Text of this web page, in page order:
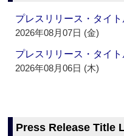
プレスリリース・タイ
2026年08月07日 (金)
プレスリリース・タイ
2026年08月06日 (木)
Press Release Title